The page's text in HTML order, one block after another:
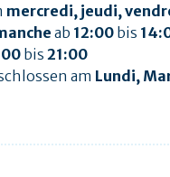
mercredi, jeudi,
ab 12:00 bis
bis 21:00
am Lundi,